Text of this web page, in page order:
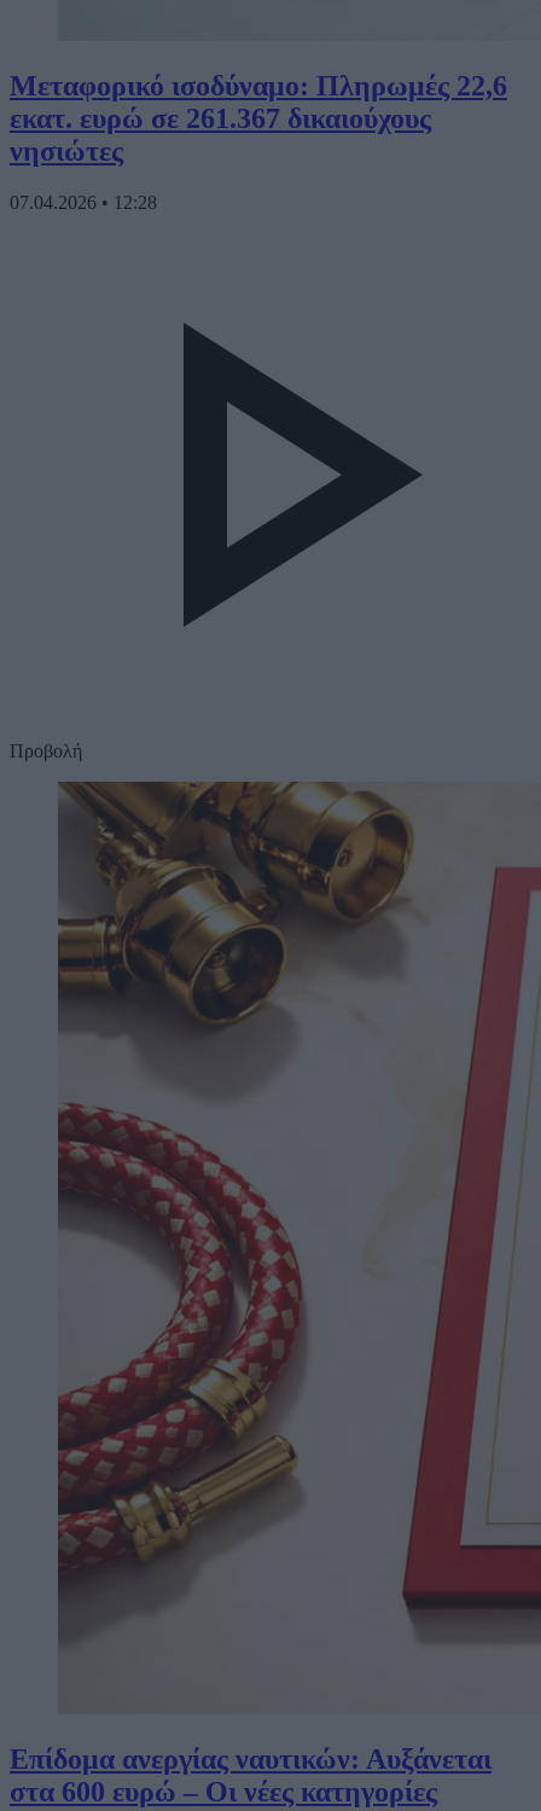
Μεταφορικό ισοδύναμο: Πληρωμές 22,6
εκατ. ευρώ σε 261.367 δικαιούχους
νησιώτες
07.04.2026 • 12:28
Προβολή
Επίδομα ανεργίας ναυτικών: Αυξάνεται
στα 600 ευρώ – Οι νέες κατηγορίες